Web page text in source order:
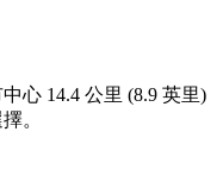
心 14.4 公里 (8.9 英里)
。